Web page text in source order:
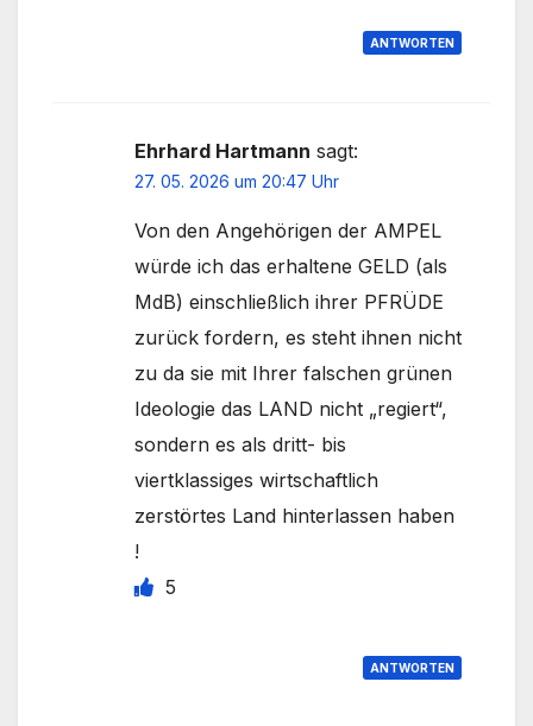
ANTWORTEN
Ehrhard Hartmann sagt:
27. 05. 2026 um 20:47 Uhr
Von den Angehörigen der AMPEL
würde ich das erhaltene GELD (als
MdB) einschließlich ihrer PFRÜDE
zurück fordern, es steht ihnen nicht
zu da sie mit Ihrer falschen grünen
Ideologie das LAND nicht „regiert“,
sondern es als dritt- bis
viertklassiges wirtschaftlich
zerstörtes Land hinterlassen haben
!
5
ANTWORTEN